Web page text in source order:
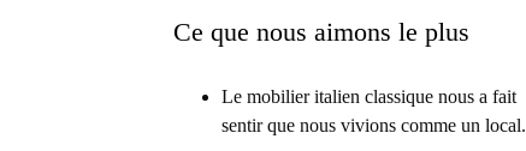
Ce que nous aimons le plus
Le mobilier italien classique nous a fait
sentir que nous vivions comme un local.